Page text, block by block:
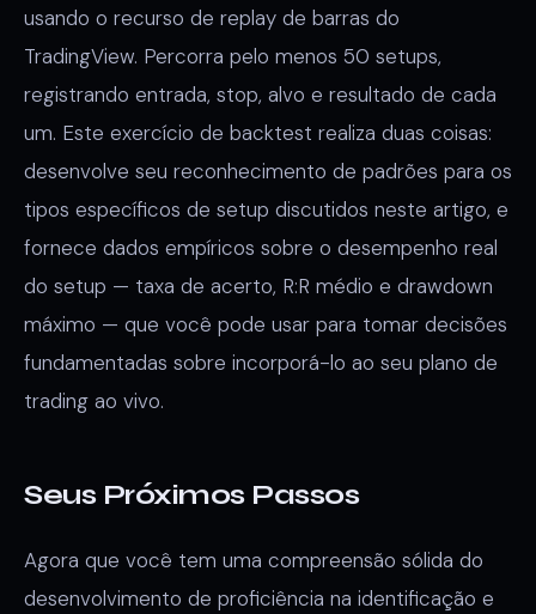
usando o recurso de replay de barras do
TradingView. Percorra pelo menos 50 setups,
registrando entrada, stop, alvo e resultado de cada
um. Este exercício de backtest realiza duas coisas:
desenvolve seu reconhecimento de padrões para os
tipos específicos de setup discutidos neste artigo, e
fornece dados empíricos sobre o desempenho real
do setup — taxa de acerto, R:R médio e drawdown
máximo — que você pode usar para tomar decisões
fundamentadas sobre incorporá-lo ao seu plano de
trading ao vivo.
Seus Próximos Passos
Agora que você tem uma compreensão sólida do
desenvolvimento de proficiência na identificação e